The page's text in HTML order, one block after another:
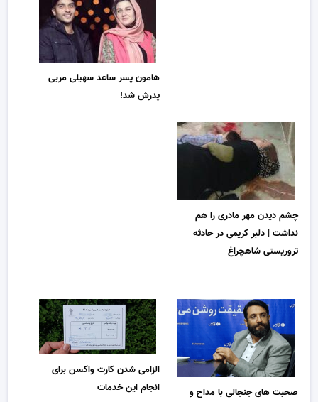
هامون پسر ساعد سهیلی مربی
پدرش شد!
چشم دیدن مهر مادری را هم
نداشت | دلبر کریمی در حادثه
تروریستی شاهچراغ
صحبت های جنجالی با مداح و
الزامی شدن کارت واکسن برای
انجام این خدمات